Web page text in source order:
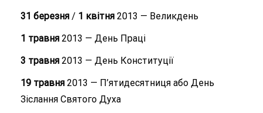
31 березня / 1 квітня 2013 — Великдень
1 травня 2013 — День Праці
3 травня 2013 — День Конституції
19 травня 2013 — П’ятидесятниця або День
Зіслання Святого Духа